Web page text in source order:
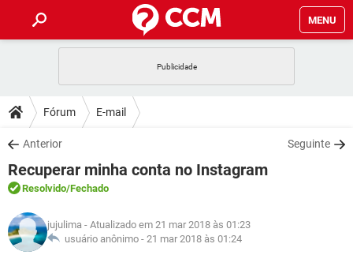
MENU
CELULAR
OUTLOOK
INSTAGRAM GMAIL
GUIA DE COMPRAS
DICAS
JOGOS
OUTLOOK
INSTAGRAM
GUIA DE COMPRAS
DOWNLOADS
JOGOS WHATSAPP
CELULAR
OUTLOOK EXCEL
INSTAGRAM
FÓRUM
JOGOS
CELULAR FACEBOOK
GLOSSÁRIO
JOGOS
Fórum E-mail
Anterior Seguinte
Recuperar minha conta no Instagram
Resolvido/Fechado
jujulima - Atualizado em 21 mar 2018 às 01:23
usuário anônimo - 21 mar 2018 às 01:24